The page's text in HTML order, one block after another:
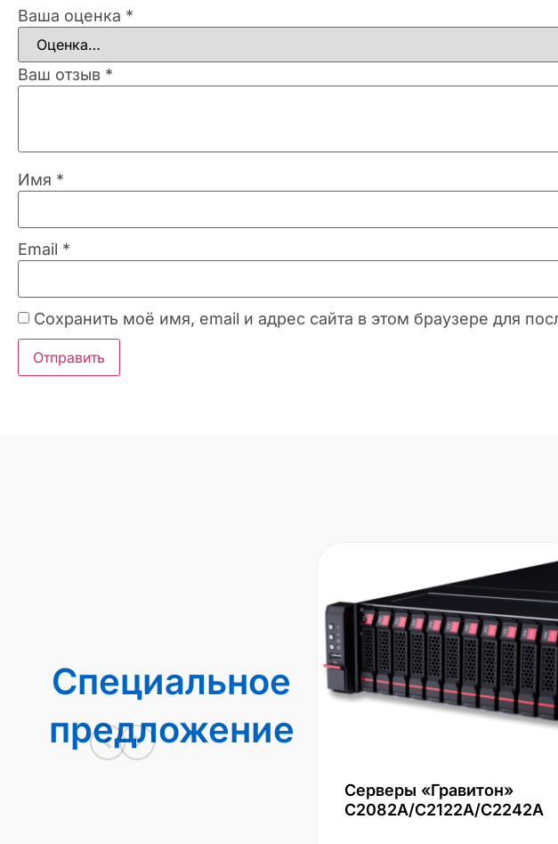
Ваша оценка *
Ваш отзыв *
Имя *
Email *
Сохранить моё имя, email и адрес сайта в этом браузере для
Специальное
предложение
Серверы «Гравитон»
С2082А/С2122А/С2242А